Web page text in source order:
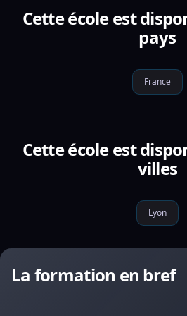
Cette école est
pays
France
Cette école est
villes
Lyon
La formation en bref